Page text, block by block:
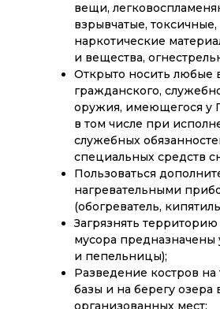
вещи,
взрывчатые, токсичные,
наркотические
и вещества,
Открыто носить любые
гражданского,
оружия, имеющегося у
в том числе при
служебных
специальных средств
Пользоваться
нагревательными
(обогреватель,
Загрязнять территорию
мусора предназначены
и пепельницы);
Разведение костров
базы и на берегу озера
организованных мест;